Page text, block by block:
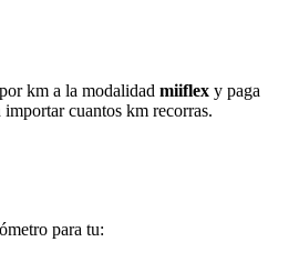
km a la modalidad miiflex y paga
cuantos km recorras.
para tu: